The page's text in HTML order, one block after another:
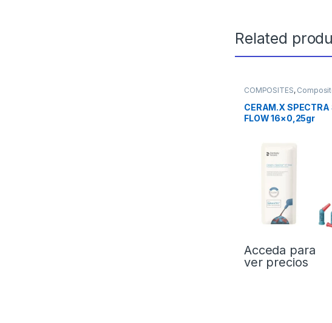
Related
COMPOSITES,
CERAM.X SPECTRA
FLOW 16×0,25gr
Acceda para
ver precios